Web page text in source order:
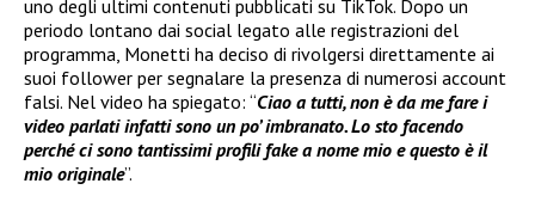
uno degli ultimi contenuti pubblicati su TikTok. Dopo un
periodo lontano dai social legato alle registrazioni del
programma, Monetti ha deciso di rivolgersi direttamente ai
suoi follower per segnalare la presenza di numerosi account
falsi. Nel video ha spiegato: “Ciao a tutti, non è da me fare i
video parlati infatti sono un po’ imbranato. Lo sto facendo
perché ci sono tantissimi profili fake a nome mio e questo è il
mio originale”.